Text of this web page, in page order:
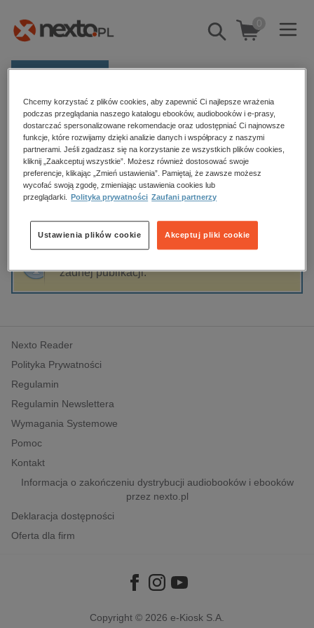
Pokaż/schowaj
wyszukiwarkę
0
Kategorie
Zobacz wszystkie E-prasa
budownictwo, aranżacja wnętrz
biznesowe, branżowe, gospodarka
dzienniki
edukacja
hobby, sport, rozrywka
komputery, internet, technologie, informatyka
polityka, społeczno-informacyjne
psychologiczne
inne
popularno-naukowe
historia
Strona główna Wolf Haas
Wolf Haas
Sortowanie Filtrowanie
żadnej publikacji.
Nexto Reader
Polityka Prywatności
Regulamin
Regulamin Newslettera
Wymagania Systemowe
Pomoc
Kontakt
Informacja o zakończeniu dystrybucji audiobooków i ebooków
przez nexto.pl
Deklaracja dostępności
Oferta dla firm
Copyright © 2026 e-Kiosk S.A.
Chcemy korzystać z plików cookies, aby zapewnić Ci najlepsze wrażenia
podczas przeglądania naszego katalogu ebooków, audiobooków i e-prasy,
dostarczać spersonalizowane rekomendacje oraz udostępniać Ci najnowsze
funkcje, które rozwijamy dzięki analizie danych i współpracy z naszymi
partnerami. Jeśli zgadzasz się na korzystanie ze wszystkich plików cookies,
kliknij „Zaakceptuj wszystkie”. Możesz również dostosować swoje
preferencje, klikając „Zmień ustawienia”. Pamiętaj, że zawsze możesz
wycofać swoją zgodę, zmieniając ustawienia cookies lub
przeglądarki.
Polityka prywatności Zaufani partnerzy
Akceptuj pliki cookie
Ustawienia plików cookie